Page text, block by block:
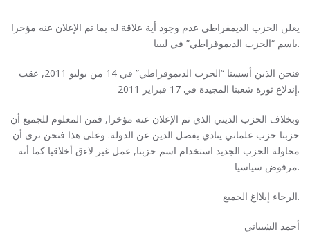
يعلن الحزب الديمقراطي عدم وجود أية علاقة له بما تم الإعلان عنه مؤخرا
باسم “الحزب الديموقراطي” في ليبيا.
فنحن الذين أسسنا “الحزب الديموقراطي” في 14 من يوليو 2011, عقب
إندلاع ثورة شعبنا المجيدة في 17 فبراير 2011.
وبخلاف الحزب الديني الذي تم الإعلان عنه مؤخرا, فمن المعلوم للجميع أن
حزبنا حزب علماني ينادي بفصل الدين عن الدولة. وعلى هذا فنحن نرى أن
محاولة الحزب الجديد استخدام اسم حزبنا, عمل غير لاءق أخلاقيا كما أنه
مرفوض سياسيا.
الرجاء إبلااغ الجميع.
أحمد الشيباني